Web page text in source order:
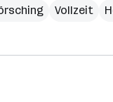
Vollzeit